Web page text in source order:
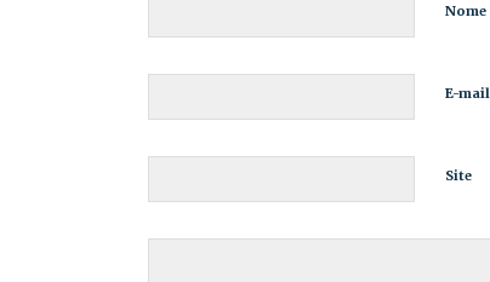
Nome
E-mail
Site